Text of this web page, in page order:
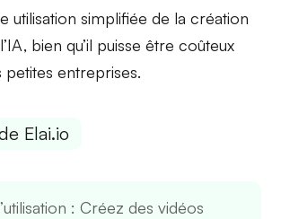
utilisation simplifiée de la création
bien qu’il puisse êtrecoûteux
entreprises.
Elai.io
: Créez des vidéos